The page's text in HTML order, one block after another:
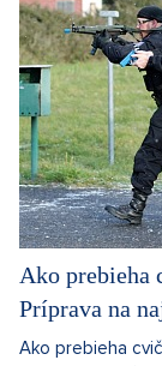
Ako prebieha
Príprava na
Ako prebieha